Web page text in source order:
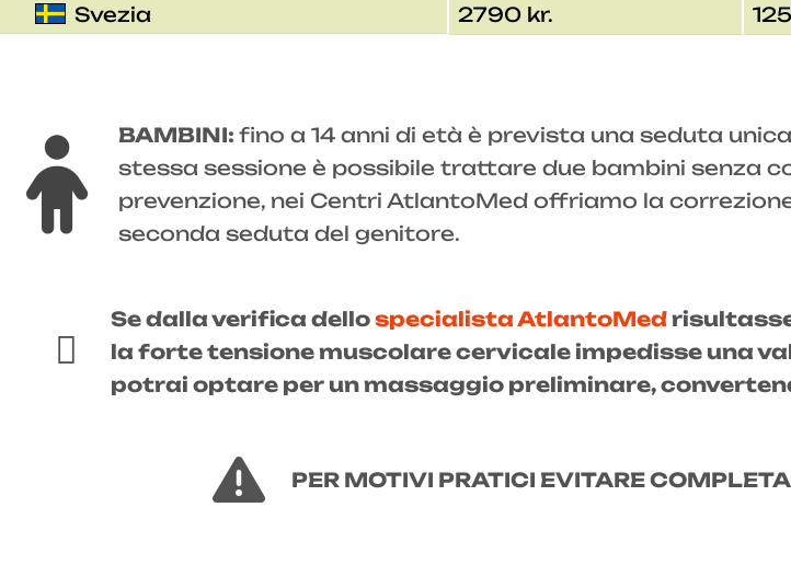
Svezia
2790 kr.
BAMBINI: fino a 14 anni di età è prevista una seduta
stessa sessione è possibile trattare due bambini senza
prevenzione, nei Centri AtlantoMed offriamo la
seconda seduta del genitore.
Se dalla verifica dellospecialista AtlantoMed
la forte tensione muscolare cervicale impedisse una
potrai optare per un massaggio preliminare,
PER MOTIVI PRATICI EVITARE